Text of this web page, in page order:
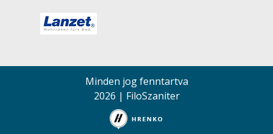
Minden jog fenntartva
2026 | FiloSzaniter